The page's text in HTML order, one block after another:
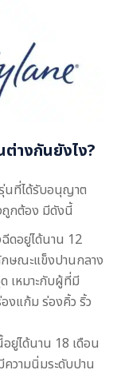
างกันยังไง?
นที่ได้รับอนุญาต
ถูกต้อง มีดังนี้
ดอยู่ได้นาน 12
ษณะแข็งปานกลาง
เหมาะกับผู้ที่มี
งแก้ม ร่องคิ้ว ริ้ว
ยู่ได้นาน 18 เดือน
วามนิ่มระดับปาน